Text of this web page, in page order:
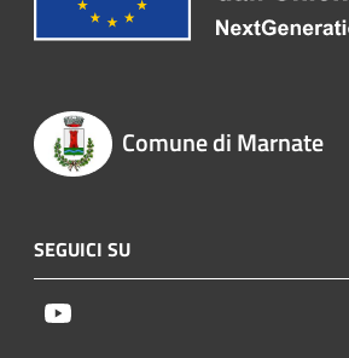
Comune di Marnate
SEGUICI SU